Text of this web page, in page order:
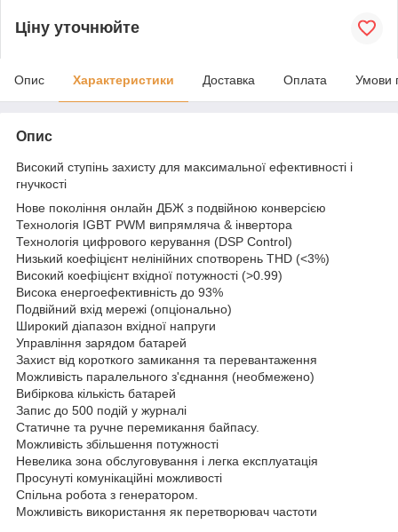
Ціну уточнюйте
Опис Характеристики Доставка Оплата Умови
Опис
Високий ступінь захисту для максимальної ефективності і
гнучкості
Нове покоління онлайн ДБЖ з подвійною конверсією
Технологія IGBT PWM випрямляча & інвертора
Технологія цифрового керування (DSP Control)
Низький коефіцієнт нелінійних спотворень THD (<3%)
Високий коефіцієнт вхідної потужності (>0.99)
Висока енергоефективність до 93%
Подвійний вхід мережі (опціонально)
Широкий діапазон вхідної напруги
Управління зарядом батарей
Захист від короткого замикання та перевантаження
Можливість паралельного з'єднання (необмежено)
Вибіркова кількість батарей
Запис до 500 подій у журналі
Статичне та ручне перемикання байпасу.
Можливість збільшення потужності
Невелика зона обслуговування і легка експлуатація
Просунуті комунікаційні можливості
Спільна робота з генератором.
Можливість використання як перетворювач частоти